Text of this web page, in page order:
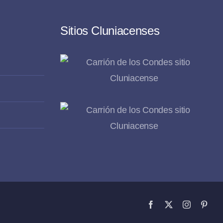
Sitios Cluniacenses
Facebook
X Instagram